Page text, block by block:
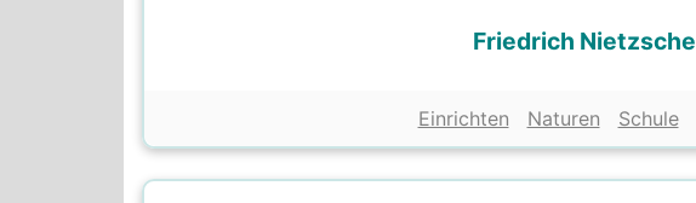
Friedrich Nietzsche
Einrichten Naturen Schule